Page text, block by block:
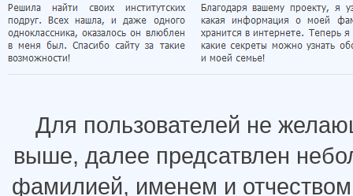
Для пользователей не
выше, далее предсатвлен
фамилией, именем и